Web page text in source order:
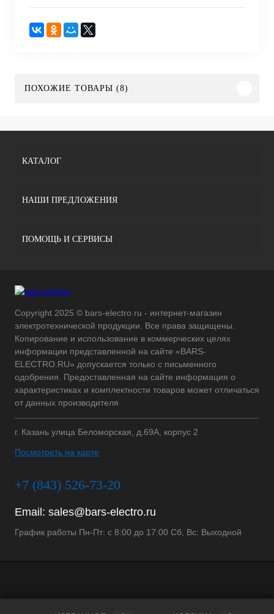
ПОХОЖИЕ ТОВАРЫ (8)
КАТАЛОГ
НАШИ ПРЕДЛОЖЕНИЯ
ПОМОЩЬ И СЕРВИСЫ
Copyright 2025 © bars-electro.ru - интернет-магазин
электротехнической продукции. Все права защищены.
Копирование и использование в коммерческих целях
информации представленной на сайте «BARS-
ELECTRO.RU» допускается только с письменного
одобрения. Предоставленная на сайте информация о
характеристиках и комплектности товаров может отличаться
от данных производителя
г. Казань улица Беломорская, д.69А, корпус 2
Посмотреть на карте
+7 (843) 526-73-20
Email: sales@bars-electro.ru
График работы Пн-Пт: с 8:00 до 17:00 Сб, Вс: Выходной